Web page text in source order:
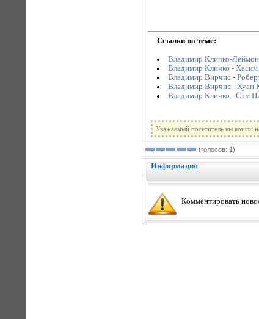
Ссылки по теме:
Владимир Кличко-
Владимир Кличко - Хасим
Владимир Вирчис -
Владимир Вирчис - Хуан
Владимир Кличко - Сэм
Уважаемый посетитель вы вошли
(голосов: 1)
Информация
Комментировать